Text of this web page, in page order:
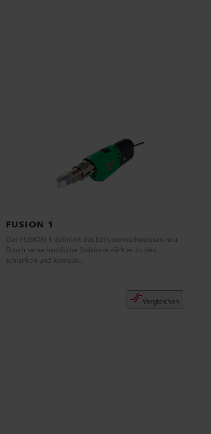
FUSION 1
Der FUSION 1 definiert das Extrusionsschweissen neu.
Durch seine handliche Stabform zählt er zu den
schlanken und kompak...
Vergleichen